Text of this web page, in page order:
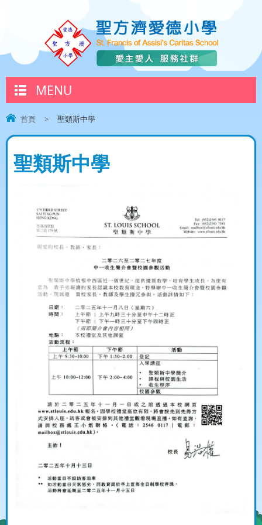
MENU
首頁 > 聖類斯中學
聖類斯中學